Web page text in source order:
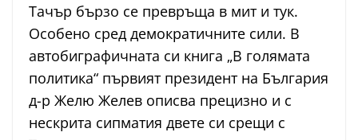
Тачър бързо се превръща в мит и тук.
Особено сред демократичните сили. В
автобиграфичната си книга „В голямата
политика“ първият президент на България
д-р Желю Желев описва прецизно и с
нескрита сипматия двете си срещи с